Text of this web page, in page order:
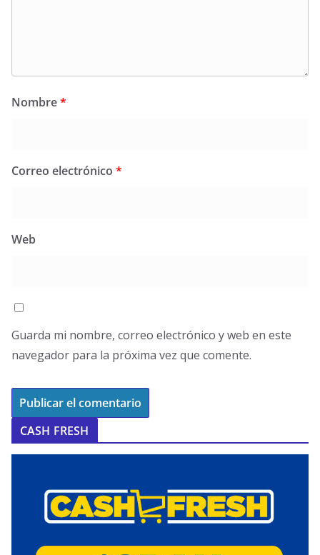
Nombre*
Correo electrónico *
Web
Guarda mi nombre, correo electrónico y web en este
navegador para la próxima vez que comente.
CASH FRESH